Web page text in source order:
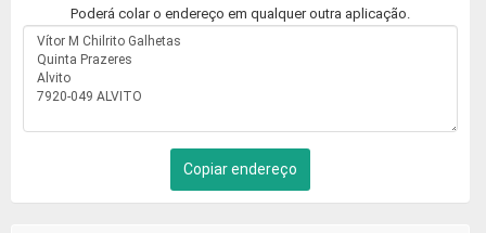
Poderá colar o endereço em qualquer outra aplicação.
Copiar endereço